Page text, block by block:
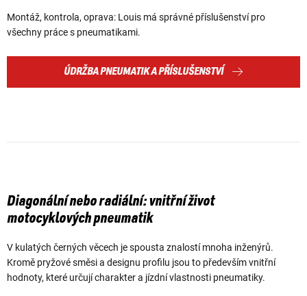
Montáž, kontrola, oprava: Louis má správné příslušenství pro
všechny práce s pneumatikami.
ÚDRŽBA PNEUMATIK A PŘÍSLUŠENSTVÍ
Diagonální nebo radiální: vnitřní život
motocyklových pneumatik
V kulatých černých věcech je spousta znalostí mnoha inženýrů.
Kromě pryžové směsi a designu profilu jsou to především vnitřní
hodnoty, které určují charakter a jízdní vlastnosti pneumatiky.